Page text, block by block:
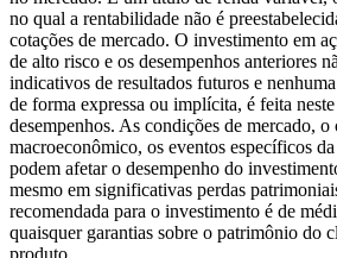
no qual a rentabilidade não é
cotações de mercado. O investimento em
de alto risco e os desempenhos anteriores
indicativos de resultados futuros e
de forma expressa ou implícita, é feita
desempenhos. As condições de mercado, o
macroeconômico, os eventos específicos
podem afetar o desempenho do
mesmo em significativas perdas
recomendada para o investimento é de
quaisquer garantias sobre o patrimônio do
produto.